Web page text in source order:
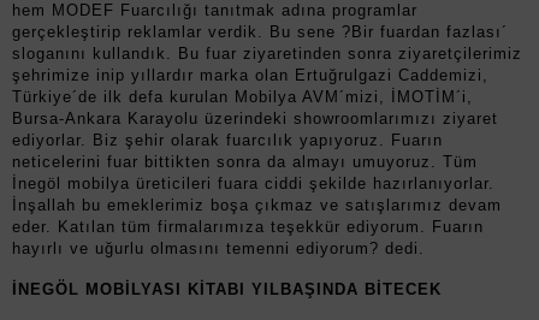
hem MODEF Fuarcılığı tanıtmak adına programlar
gerçekleştirip reklamlar verdik. Bu sene ?Bir fuardan fazlası´
sloganını kullandık. Bu fuar ziyaretinden sonra ziyaretçilerimiz
şehrimize inip yıllardır marka olan Ertuğrulgazi Caddemizi,
Türkiye´de ilk defa kurulan Mobilya AVM´mizi, İMOTİM´i,
Bursa-Ankara Karayolu üzerindeki showroomlarımızı ziyaret
ediyorlar. Biz şehir olarak fuarcılık yapıyoruz. Fuarın
neticelerini fuar bittikten sonra da almayı umuyoruz. Tüm
İnegöl mobilya üreticileri fuara ciddi şekilde hazırlanıyorlar.
İnşallah bu emeklerimiz boşa çıkmaz ve satışlarımız devam
eder. Katılan tüm firmalarımıza teşekkür ediyorum. Fuarın
hayırlı ve uğurlu olmasını temenni ediyorum? dedi.
İNEGÖL MOBİLYASI KİTABI YILBAŞINDA BİTECEK